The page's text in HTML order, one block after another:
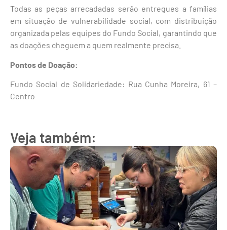
Todas as peças arrecadadas serão entregues a famílias
em situação de vulnerabilidade social, com distribuição
organizada pelas equipes do Fundo Social, garantindo que
as doações cheguem a quem realmente precisa.
Pontos de Doação:
Fundo Social de Solidariedade: Rua Cunha Moreira, 61 –
Centro
Veja também: